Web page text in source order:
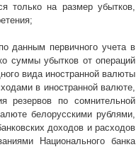
только на размер убытков,
данным первичного учета в
суммы убытков от операций
вида иностранной валюты
в иностранной валюте,
резервов по сомнительной
белорусскими рублями,
доходов и расходов
Национального банка